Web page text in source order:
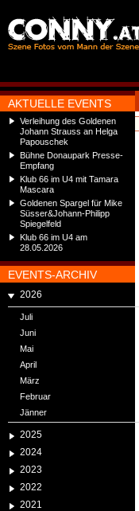
AKTUELLE EVENTS
Verleihung des Goldenen
Johann Strauss an Helga
Papouschek
Bühne Donaupark Presse-
Empfang
Klub 66 im U4 mit Tamara
Mascara
Goldenen Spargel für Mike
Süsser&Johann-Philipp
Spiegelfeld
Klub 66 im U4 am
28.05.2026
EVENTS-ARCHIV
2026
Juli
Juni
Mai
April
März
Februar
Jänner
2025
2024
2023
2022
2021